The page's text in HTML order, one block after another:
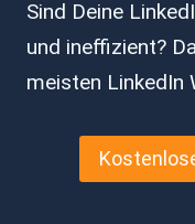
Sind Deine
und ineffizient?
meisten LinkedIn